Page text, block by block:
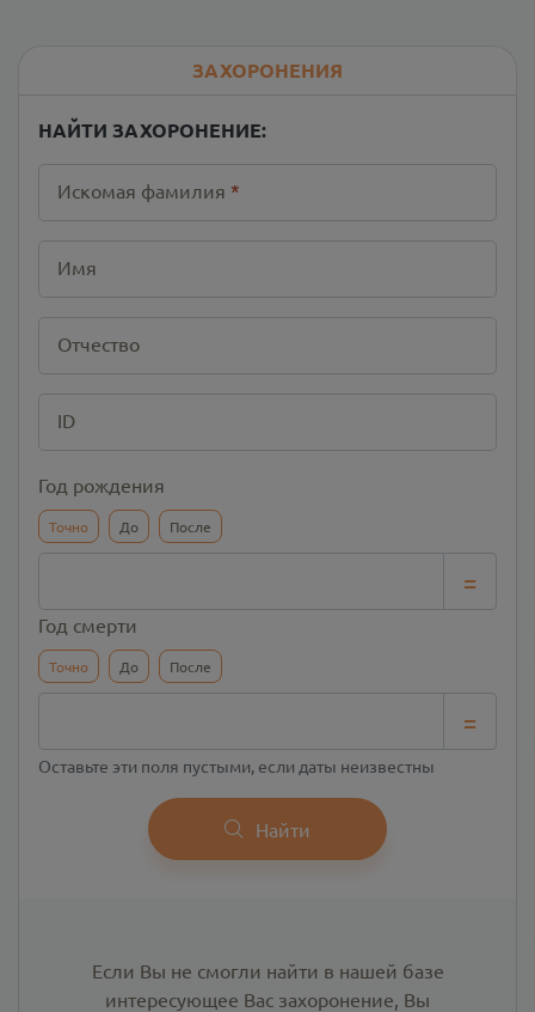
ЗАХОРОНЕНИЯ
НАЙТИ ЗАХОРОНЕНИЕ:
Искомая фамилия *
Имя
Отчество
ID
Год рождения
Точно До После
=
Год смерти
Точно До После
=
Оставьте эти поля пустыми, если даты неизвестны
Найти
Если Вы не смогли найти в нашей базе
интересующее Вас захоронение, Вы